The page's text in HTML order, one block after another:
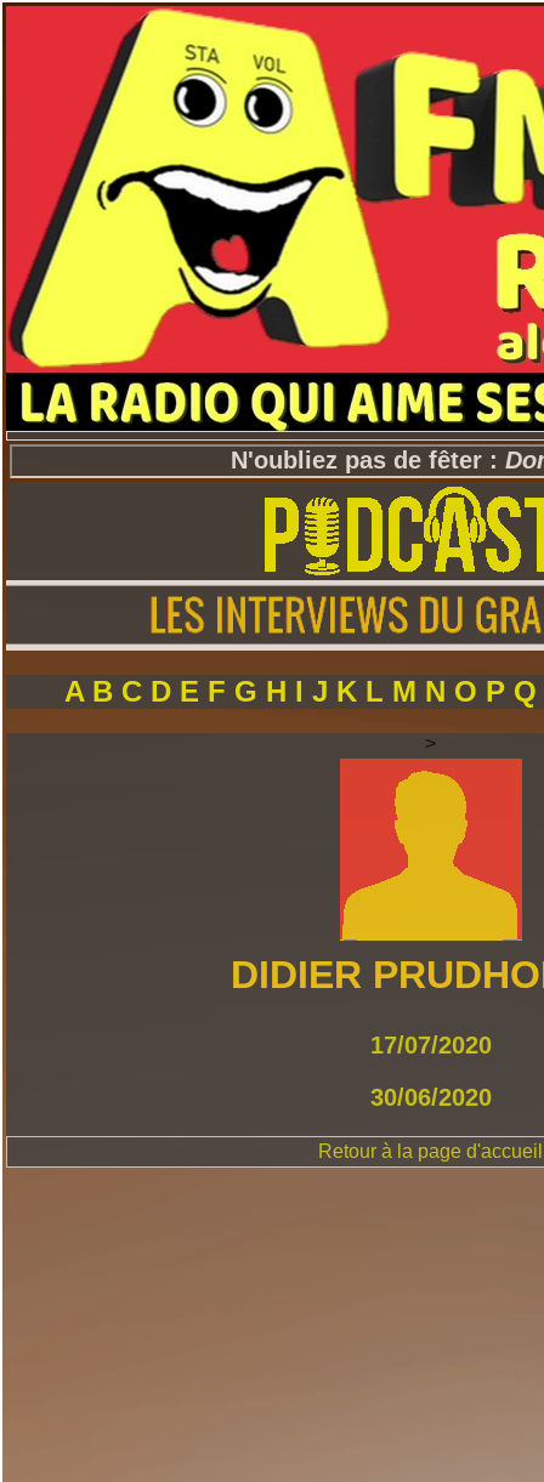
A B C D E F G H IJ K L M N O P
>
DIDIER
17/07/2020
30/06/2020
Retour à la page d'accueil